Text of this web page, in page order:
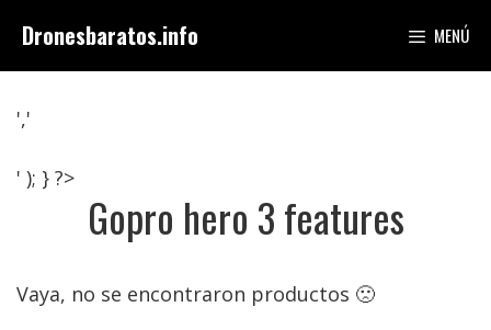
contenido
Dronesbaratos.info MENÚ
','
' ); } ?>
Gopro hero 3 features
Vaya, no se encontraron productos 🙁